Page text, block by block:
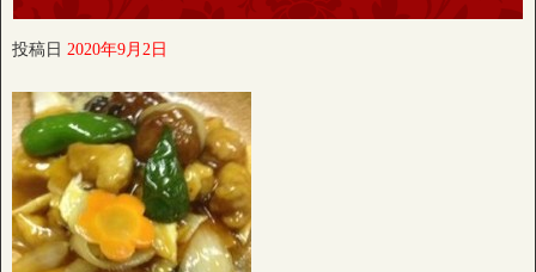
投稿日 2020年9月2日